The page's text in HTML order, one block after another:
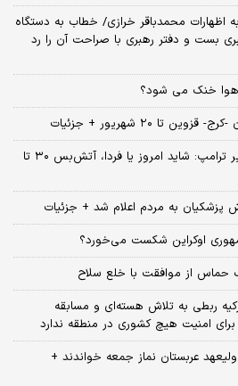
اظهارات محمدباقر خرازی/ خطاب به دستگاه
بست و دفتر رهبری با صراحت آن را رد
هوا خنک می شود؟
۲۰ شهریور + جزئیات
توافق نزدیک است؟/ ادعای وزیر ترامپ: شاید امروز یا فردا، آتش‌بس ۳۰ تا
به مردم اعلام شد + جزئیات
اوکراین شکست می‌خورد؟
حماس از موافقت با خلع سلاح
ربطی به تلاش هسته‌ای و مسابقه
امنیت هیچ کشوری در منطقه ندارد
عربستان نماز جمعه خواندند +